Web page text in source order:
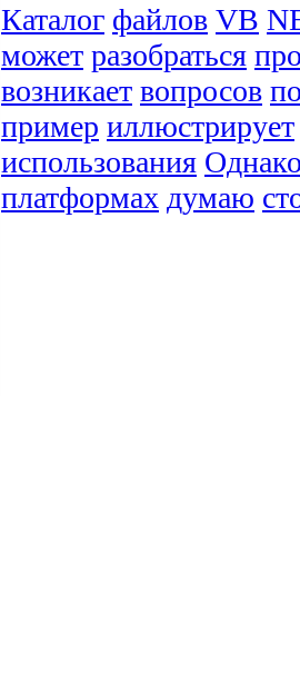
Каталог файлов VB
может разобраться
возникает вопросов
пример иллюстрирует
использования
платформах думаю